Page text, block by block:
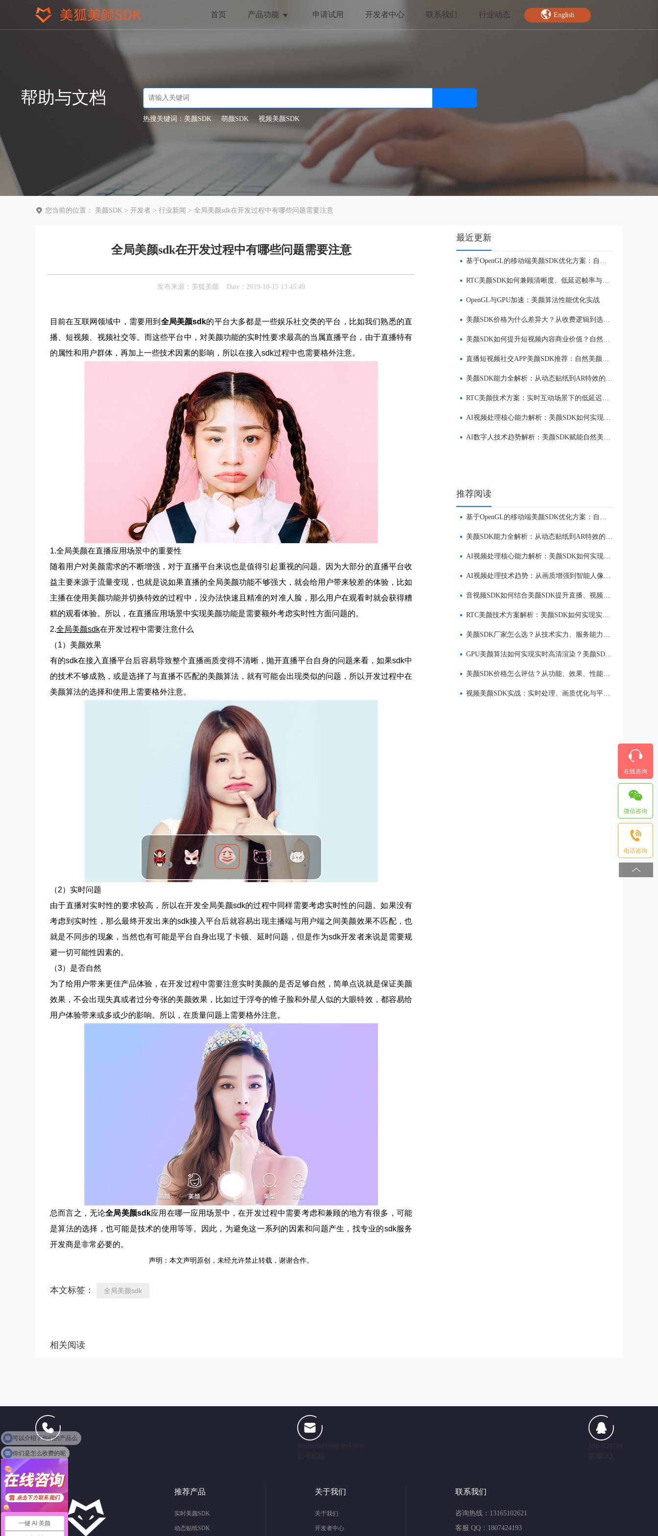
首页 产品功能
人脸美型
滤镜特效
哈哈镜
人脸关键点
AI人像分割
申请试用 开发者中心 联系我们 行业动态 English
帮助与文档
热搜关键词： 美颜SDK 萌颜SDK 视频美颜SDK
您当前的位置： 美颜SDK > 开发者 > 行业新闻 > 全局美颜sdk在开发过程中有哪些问题需要注意
全局美颜sdk在开发过程中有哪些问题需要注意
发布来源：美狐美颜 Date：2019-10-15 13:45:49
目前在互联网领域中，需要用到 全局美颜sdk的平台大多都是一些娱乐社交类的平台，比如我们熟悉的直
播、短视频、视频社交等。而这些平台中，对美颜功能的实时性要求最高的当属直播平台，由于直播特有
的属性和用户群体，再加上一些技术因素的影响，所以在接入sdk过程中也需要格外注意。
1.全局美颜在直播应用场景中的重要性
随着用户对美颜需求的不断增强，对于直播平台来说也是值得引起重视的问题。因为大部分的直播平台收
益主要来源于流量变现，也就是说如果直播的全局美颜功能不够强大，就会给用户带来较差的体验，比如
主播在使用美颜功能并切换特效的过程中，没办法快速且精准的对准人脸，那么用户在观看时就会获得糟
糕的观看体验。所以，在直播应用场景中实现美颜功能是需要额外考虑实时性方面问题的。
2.全局美颜sdk在开发过程中需要注意什么
（1）美颜效果
有的sdk在接入直播平台后容易导致整个直播画质变得不清晰，抛开直播平台自身的问题来看，如果sdk中
的技术不够成熟，或是选择了与直播不匹配的美颜算法，就有可能会出现类似的问题，所以开发过程中在
美颜算法的选择和使用上需要格外注意。
（2）实时问题
由于直播对实时性的要求较高，所以在开发全局美颜sdk的过程中同样需要考虑实时性的问题。如果没有
考虑到实时性，那么最终开发出来的sdk接入平台后就容易出现主播端与用户端之间美颜效果不匹配，也
就是不同步的现象，当然也有可能是平台自身出现了卡顿、延时问题，但是作为sdk开发者来说是需要规
避一切可能性因素的。
（3）是否自然
为了给用户带来更佳产品体验，在开发过程中需要注意实时美颜的是否足够自然，简单点说就是保证美颜
效果，不会出现失真或者过分夸张的美颜效果，比如过于浮夸的锥子脸和外星人似的大眼特效，都容易给
用户体验带来或多或少的影响。所以，在质量问题上需要格外注意。
总而言之，无论全局美颜sdk应用在哪一应用场景中，在开发过程中需要考虑和兼顾的地方有很多，可能
是算法的选择，也可能是技术的使用等等。因此，为避免这一系列的因素和问题产生，找专业的sdk服务
开发商是非常必要的。
声明：本文声明原创，未经允许禁止转载，谢谢合作。
本文标签： 全局美颜sdk
相关阅读
最近更新
基于OpenGL的移动端美颜SDK优化方案：自然美颜、低延迟与多端适配
RTC美颜SDK如何兼顾清晰度、低延迟帧率与自然美颜效果
OpenGL与GPU加速：美颜算法性能优化实战
美颜SDK价格为什么差异大？从收费逻辑到选型优势一次讲清
美颜SDK如何提升短视频内容商业价值？自然美颜、实时渲染与多端适配优势解析
直播短视频社交APP美颜SDK推荐：自然美颜、低延迟与多端适配对比
美颜SDK能力全解析：从动态贴纸到AR特效的实时渲染方案
RTC美颜技术方案：实时互动场景下的低延迟美颜
AI视频处理核心能力解析：美颜SDK如何实现美颜、实时渲染与多端适配
AI数字人技术趋势解析：美颜SDK赋能自然美颜、实时互动与多端适配
推荐阅读
基于OpenGL的移动端美颜SDK优化方案：自然美颜、低延迟与多端适配
美颜SDK能力全解析：从动态贴纸到AR特效的实时渲染方案
AI视频处理核心能力解析：美颜SDK如何实现美颜、实时渲染与多端适配
AI视频处理技术趋势：从画质增强到智能人像优化
音视频SDK如何结合美颜SDK提升直播、视频社交与互动体验
RTC美颜技术方案解析：美颜SDK如何实现实时互动场景下的低延迟美颜
美颜SDK厂家怎么选？从技术实力、服务能力到品牌口碑全面解析
GPU美颜算法如何实现实时高清渲染？美颜SDK核心技术解析
美颜SDK价格怎么评估？从功能、效果、性能到服务全面解析
视频美颜SDK实战：实时处理、画质优化与平台适配
13165102621
咨询热线
推荐产品
实时美颜SDK
动态贴纸SDK
关于我们
关于我们
开发者中心
联系我们
咨询热线：13165102621
客服 QQ：1807424193
在线咨询
微信咨询
电话咨询
一键 AI 美颜
你们是怎么收费的呢